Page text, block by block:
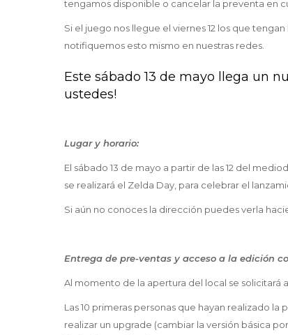
tengamos disponible o cancelar la preventa en
Si el juego nos llegue el viernes 12 los que
notifiquemos esto mismo en nuestras redes.
Este sábado 13 de mayo llega un
ustedes!
Lugar y horario:
El sábado 13 de mayo a partir de las 12 del
se realizará el Zelda Day, para celebrar el
Si aún no conoces la dirección puedes verla
Entrega de pre-ventas y acceso a la edición
Al momento de la apertura del local se solicitará
Las 10 primeras personas que hayan realizado
realizar un upgrade (cambiar la versión básica